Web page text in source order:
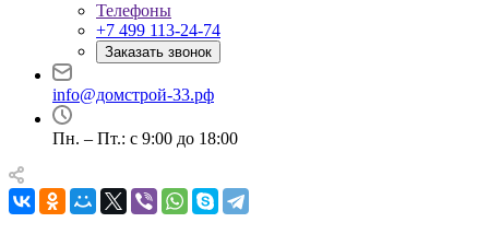
Телефоны
+7 499 113-24-74
Заказать звонок
info@домстрой-33.рф
Пн. – Пт.: с 9:00 до 18:00